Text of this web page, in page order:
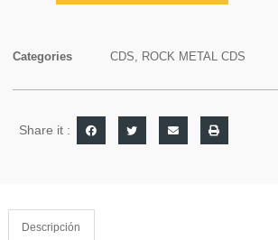
Categories CDS, ROCK METAL CDS
Share it :
Descripción